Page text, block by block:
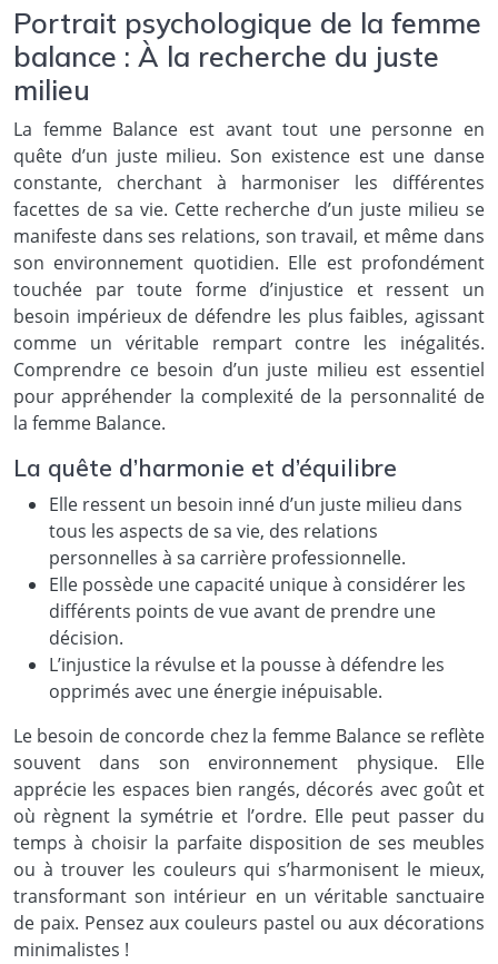
Portrait psychologique de la femme
balance : À la recherche du juste
milieu
La femme Balance est avant tout une personne en
quête d’un juste milieu. Son existence est une danse
constante, cherchant à harmoniser les différentes
facettes de sa vie. Cette recherche d’un juste milieu se
manifeste dans ses relations, son travail, et même dans
son environnement quotidien. Elle est profondément
touchée par toute forme d’injustice et ressent un
besoin impérieux de défendre les plus faibles, agissant
comme un véritable rempart contre les inégalités.
Comprendre ce besoin d’un juste milieu est essentiel
pour appréhender la complexité de la personnalité de
la femme Balance.
La quête d’harmonie et d’équilibre
Elle ressent un besoin inné d’un juste milieu dans
tous les aspects de sa vie, des relations
personnelles à sa carrière professionnelle.
Elle possède une capacité unique à considérer les
différents points de vue avant de prendre une
décision.
L’injustice la révulse et la pousse à défendre les
opprimés avec une énergie inépuisable.
Le besoin de concorde chez la femme Balance se reflète
souvent dans son environnement physique. Elle
apprécie les espaces bien rangés, décorés avec goût et
où règnent la symétrie et l’ordre. Elle peut passer du
temps à choisir la parfaite disposition de ses meubles
ou à trouver les couleurs qui s’harmonisent le mieux,
transformant son intérieur en un véritable sanctuaire
de paix. Pensez aux couleurs pastel ou aux décorations
minimalistes !